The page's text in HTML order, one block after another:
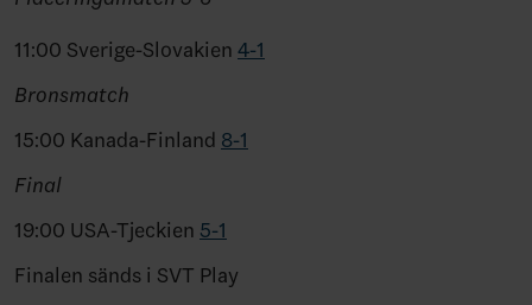
11:00 Sverige-Slovakien 4-1
Bronsmatch
15:00 Kanada-Finland 8-1
Final
19:00 USA-Tjeckien 5-1
Finalen sänds i SVT Play